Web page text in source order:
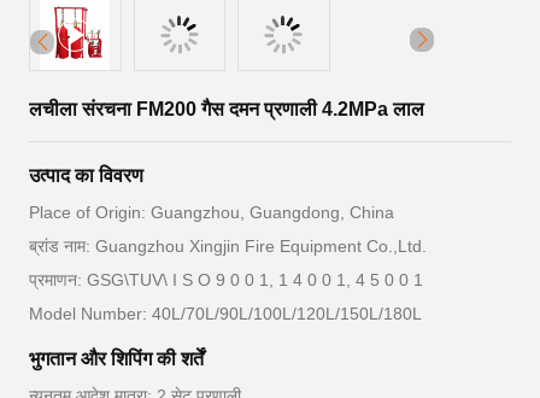
लचीला संरचना FM200 गैस दमन प्रणाली 4.2MPa लाल
उत्पाद का विवरण
Place of Origin: Guangzhou, Guangdong, China
ब्रांड नाम: Guangzhou Xingjin Fire Equipment Co.,Ltd.
प्रमाणन: GSG\TUV\ I S O 9 0 0 1, 1 4 0 0 1, 4 5 0 0 1
Model Number: 40L/70L/90L/100L/120L/150L/180L
भुगतान और शिपिंग की शर्तें